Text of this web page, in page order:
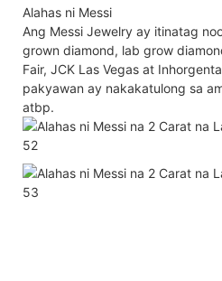
Alahas ni Messi
Ang Messi Jewelry ay itinatag
grown diamond, lab grow
Fair, JCK Las Vegas at
pakyawan ay nakakatulong sa
atbp.